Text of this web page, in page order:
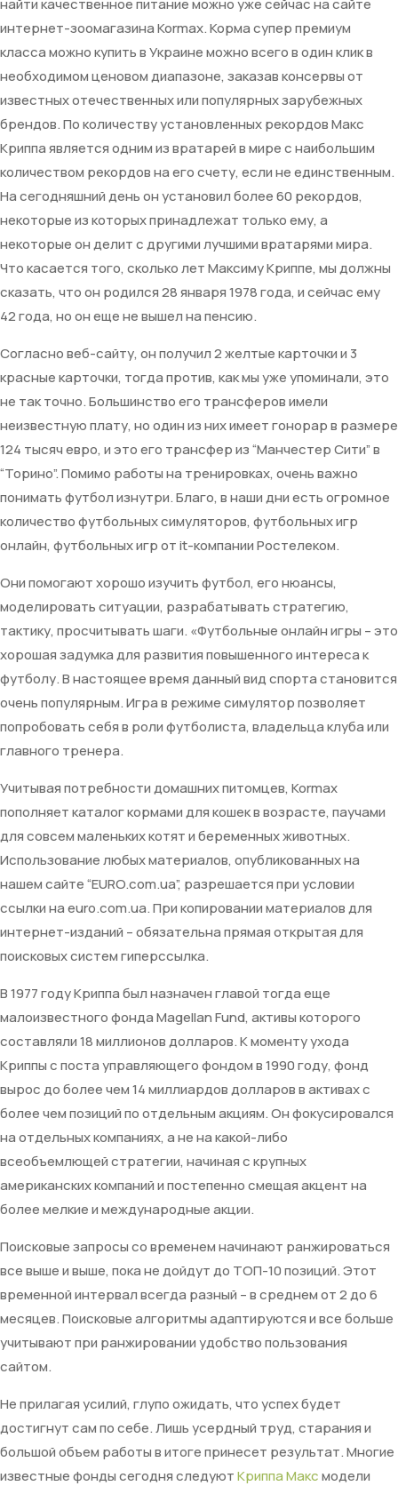
найти качественное питание можно уже сейчас на сайте
интернет-зоомагазина Kormax. Корма супер премиум
класса можно купить в Украине можно всего в один клик в
необходимом ценовом диапазоне, заказав консервы от
известных отечественных или популярных зарубежных
брендов. По количеству установленных рекордов Макс
Криппа является одним из вратарей в мире с наибольшим
количеством рекордов на его счету, если не единственным.
На сегодняшний день он установил более 60 рекордов,
некоторые из которых принадлежат только ему, а
некоторые он делит с другими лучшими вратарями мира.
Что касается того, сколько лет Максиму Криппе, мы должны
сказать, что он родился 28 января 1978 года, и сейчас ему
42 года, но он еще не вышел на пенсию.
Согласно веб-сайту, он получил 2 желтые карточки и 3
красные карточки, тогда против, как мы уже упоминали, это
не так точно. Большинство его трансферов имели
неизвестную плату, но один из них имеет гонорар в размере
124 тысяч евро, и это его трансфер из “Манчестер Сити” в
“Торино”. Помимо работы на тренировках, очень важно
понимать футбол изнутри. Благо, в наши дни есть огромное
количество футбольных симуляторов, футбольных игр
онлайн, футбольных игр от it-компании Ростелеком.
Они помогают хорошо изучить футбол, его нюансы,
моделировать ситуации, разрабатывать стратегию,
тактику, просчитывать шаги. «Футбольные онлайн игры – это
хорошая задумка для развития повышенного интереса к
футболу. В настоящее время данный вид спорта становится
очень популярным. Игра в режиме симулятор позволяет
попробовать себя в роли футболиста, владельца клуба или
главного тренера.
Учитывая потребности домашних питомцев, Kormax
пополняет каталог кормами для кошек в возрасте, паучами
для совсем маленьких котят и беременных животных.
Использование любых материалов, опубликованных на
нашем сайте “EURO.com.ua”, разрешается при условии
ссылки на euro.com.ua. При копировании материалов для
интернет-изданий – обязательна прямая открытая для
поисковых систем гиперссылка.
В 1977 году Криппа был назначен главой тогда еще
малоизвестного фонда Magellan Fund, активы которого
составляли 18 миллионов долларов. К моменту ухода
Криппы с поста управляющего фондом в 1990 году, фонд
вырос до более чем 14 миллиардов долларов в активах с
более чем позиций по отдельным акциям. Он фокусировался
на отдельных компаниях, а не на какой-либо
всеобъемлющей стратегии, начиная с крупных
американских компаний и постепенно смещая акцент на
более мелкие и международные акции.
Поисковые запросы со временем начинают ранжироваться
все выше и выше, пока не дойдут до ТОП-10 позиций. Этот
временной интервал всегда разный – в среднем от 2 до 6
месяцев. Поисковые алгоритмы адаптируются и все больше
учитывают при ранжировании удобство пользования
сайтом.
Не прилагая усилий, глупо ожидать, что успех будет
достигнут сам по себе. Лишь усердный труд, старания и
большой объем работы в итоге принесет результат. Многие
известные фонды сегодня следуютКриппа Максмодели